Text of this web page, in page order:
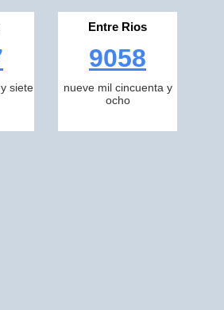
siete
Entre Rios
9058
nueve mil cincuenta y
ocho